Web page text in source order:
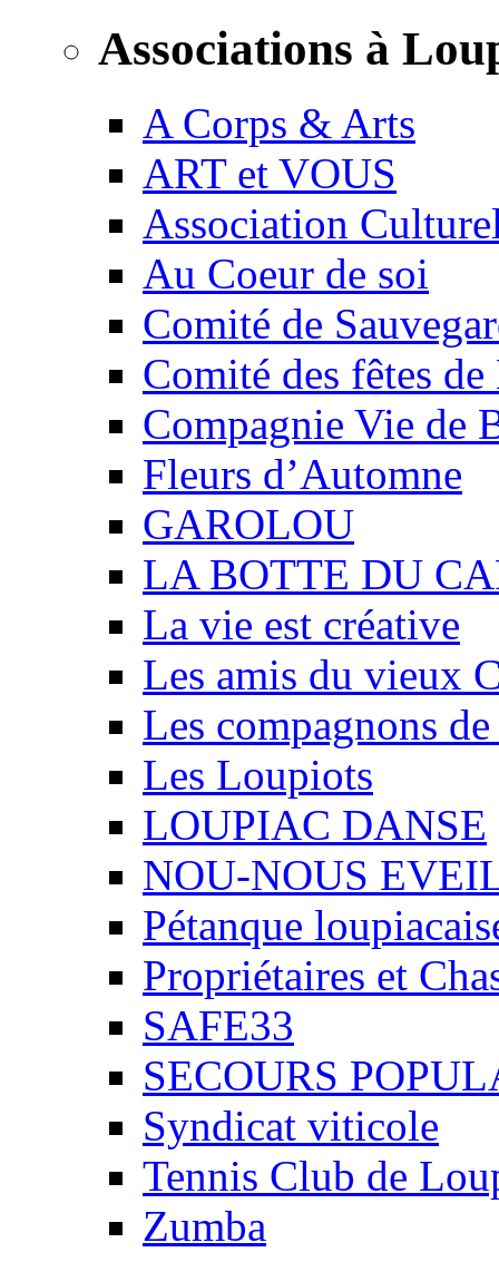
Associations à
A Corps & Arts
ART et VOUS
Association
Au Coeur de soi
Comité de
Comité des fêtes
Compagnie Vie de
Fleurs d’Automne
GAROLOU
LA BOTTE DU
La vie est créative
Les amis du vieux
Les compagnons
Les Loupiots
LOUPIAC DANSE
NOU-NOUS
Pétanque
Propriétaires et
SAFE33
SECOURS
Syndicat viticole
Tennis Club de
Zumba